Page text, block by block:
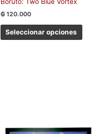
₲ 120.000
Seleccionar opciones